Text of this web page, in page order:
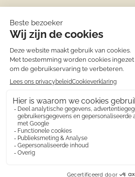
Overwinteren
Jachthaven
Strand
Het weer
Medische zorg
Eten en drinken
Winkels
Wat is er te doen?
Costa Blanca